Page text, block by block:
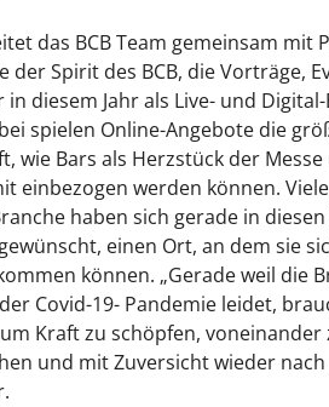
das BCB Team gemeinsam mit
der Spirit des BCB, die Vorträge,
diesem Jahr als Live- und
spielen Online-Angebote die
wie Bars als Herzstück der
einbezogen werden können.
haben sich gerade in
einen Ort, an dem sie
können. „Gerade weil die
Covid-19- Pandemie leidet,
Kraft zu schöpfen, voneinander
und mit Zuversicht wieder nach